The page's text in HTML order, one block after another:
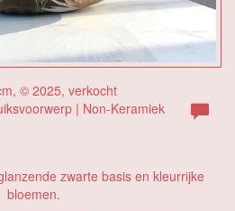
© 2025, verkocht
| Non-Keramiek
zwarte basis en kleurrijke
bloemen.